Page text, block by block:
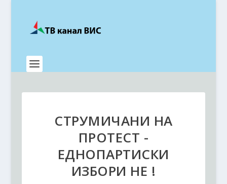
СТРУМИЧАНИ НА
ПРОТЕСТ -
ЕДНОПАРТИСКИ
ИЗБОРИ НЕ !